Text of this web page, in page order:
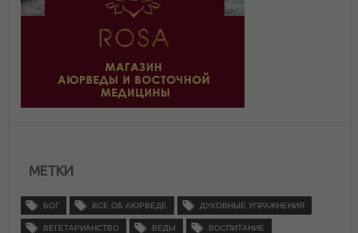
МЕТКИ
БОГ ВСЕ ОБ АЮРВЕДЕ ДУХОВНЫЕ УПРАЖНЕНИЯ
ВЕГЕТАРИАНСТВО ВЕДЫ ВОСПИТАНИЕ